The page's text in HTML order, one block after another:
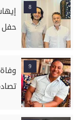
8
حفل
9